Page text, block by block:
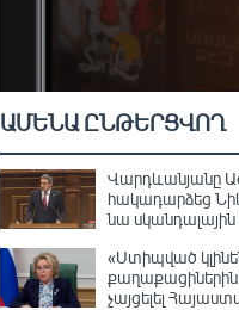
ԱՄԵՆԱ ԸՆԹԵՐՑՎՈՂ
Վարդևանյանը
հակադարձեց
նա սկանդալային
«Ստիպված
քաղաքացիներին
չայցելել